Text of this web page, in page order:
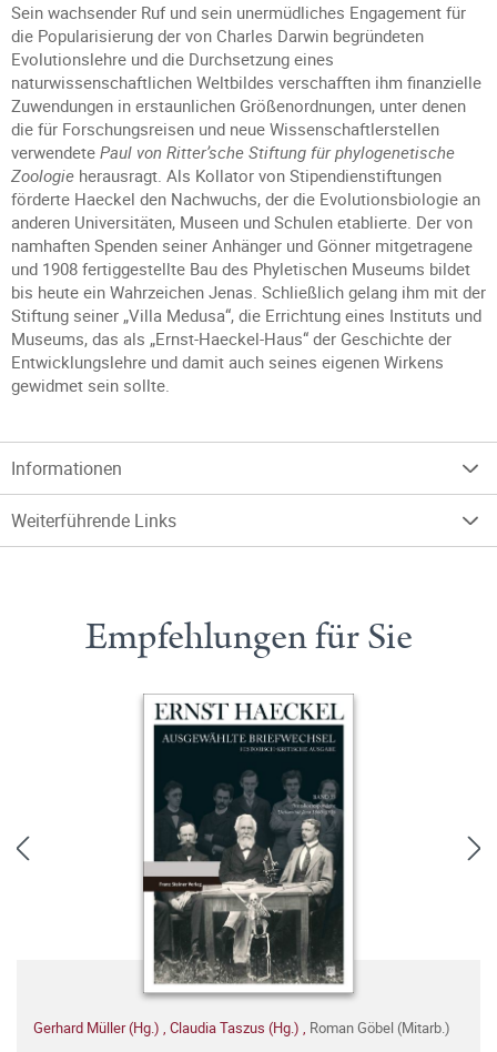
Sein wachsender Ruf und sein unermüdliches Engagement für
die Popularisierung der von Charles Darwin begründeten
Evolutionslehre und die Durchsetzung eines
naturwissenschaftlichen Weltbildes verschafften ihm finanzielle
Zuwendungen in erstaunlichen Größenordnungen, unter denen
die für Forschungsreisen und neue Wissenschaftlerstellen
verwendete Paul von Ritter’sche Stiftung für phylogenetische
Zoologie herausragt. Als Kollator von Stipendienstiftungen
förderte Haeckel den Nachwuchs, der die Evolutionsbiologie an
anderen Universitäten, Museen und Schulen etablierte. Der von
namhaften Spenden seiner Anhänger und Gönner mitgetragene
und 1908 fertiggestellte Bau des Phyletischen Museums bildet
bis heute ein Wahrzeichen Jenas. Schließlich gelang ihm mit der
Stiftung seiner „Villa Medusa“, die Errichtung eines Instituts und
Museums, das als „Ernst-Haeckel-Haus“ der Geschichte der
Entwicklungslehre und damit auch seines eigenen Wirkens
gewidmet sein sollte.
Informationen
Weiterführende Links
Empfehlungen für Sie
Gerhard Müller (Hg.) , Claudia Taszus (Hg.) , Roman Göbel (Mitarb.)